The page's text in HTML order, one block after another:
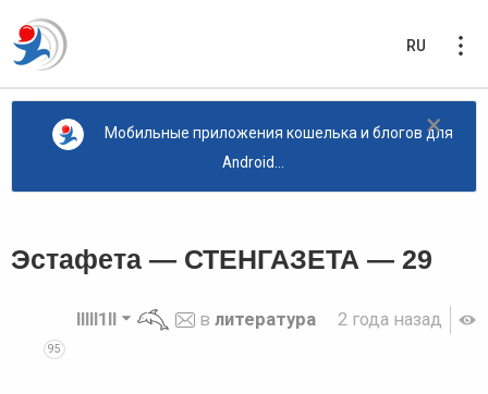
RU
×
Мобильные приложения кошелька и блогов для
Android...
Эстафета — СТЕНГАЗЕТА — 29
2 года назад
95
lllll1ll в литература